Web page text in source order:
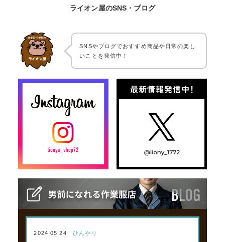
ライオン屋のSNS・ブログ
SNSやブログでおすすめ商品や日常の楽し
いことを発信中！
2024.05.24 ひんやり